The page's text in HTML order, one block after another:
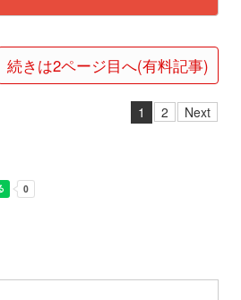
続きは2ページ目へ(有料記事)
1 2 Next